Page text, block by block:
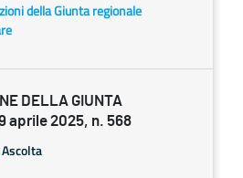
della Giunta regionale
DELLA GIUNTA
aprile 2025, n. 568
Ascolta